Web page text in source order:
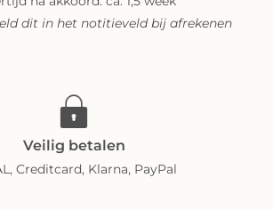
dit in het notitieveld bij afrekenen
Veilig betalen
Creditcard, Klarna, PayPal